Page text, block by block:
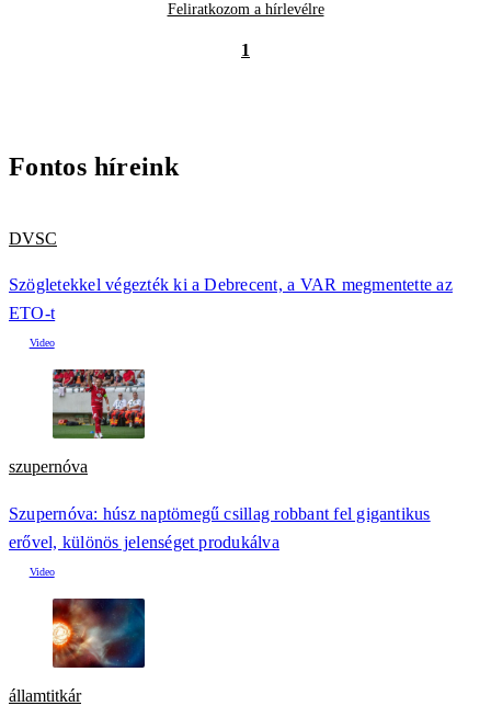
Feliratkozom a hírlevélre
1
Fontos híreink
DVSC
Szögletekkel végezték ki a Debrecent, a VAR megmentette az
ETO-t
szupernóva
Szupernóva: húsz naptömegű csillag robbant fel gigantikus
erővel, különös jelenséget produkálva
államtitkár